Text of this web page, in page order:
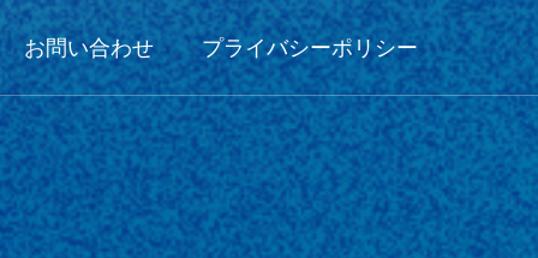
お問い合わせ プライバシーポリシー